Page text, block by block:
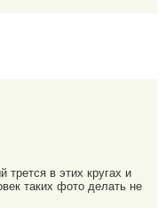
в этих кругах и
таких фото делать не